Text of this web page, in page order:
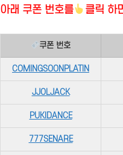
아래 쿠폰 번호를 클릭 하
쿠폰 번호
COMINGSOONPLATIN
JJOLJACK
PUKIDANCE
777SENARE